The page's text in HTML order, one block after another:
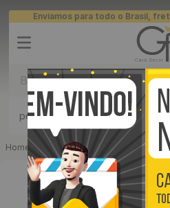
Enviamos para todo o Brasil,
Buscar
persianas Pisos Vinílico
Persiana Persiana Romana
TERMOS MAIS BUSCADOS
1º piso
2º banheiro
3º quarto
4º cozinha